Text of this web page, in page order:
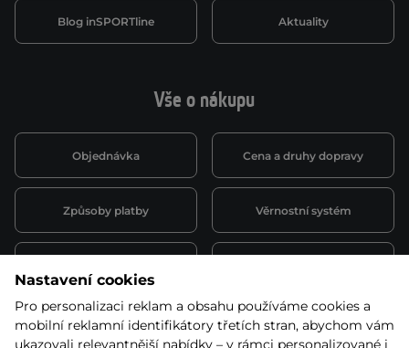
Vše o nákupu
Objednávka Cena a druhy dopravy
Způsoby platby Věrnostní systém
Půjčovna
obchodní podmínky
Kariéra
Blog inSPORTline Aktuality
Nastavení cookies
Pro personalizaci reklam a obsahu používáme cookies a
mobilní reklamní identifikátory třetích stran, abychom vám
ukazovali relevantnější nabídky – v rámci personalizované i